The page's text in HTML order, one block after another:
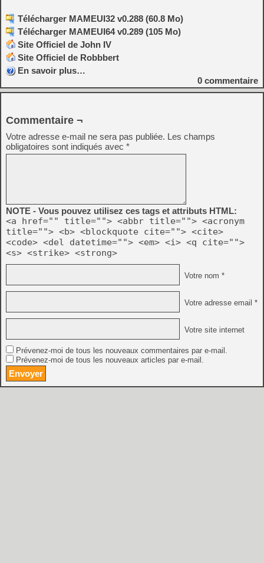
Télécharger MAMEUI32 v0.288 (60.8 Mo)
Télécharger MAMEUI64 v0.289 (105 Mo)
Site Officiel de John IV
Site Officiel de Robbbert
En savoir plus…
0 commentaire
Commentaire ¬
Votre adresse e-mail ne sera pas publiée. Les champs
obligatoires sont indiqués avec *
NOTE - Vous pouvez utilisez ces tags et attributs HTML:
<a href="" title=""> <abbr title=""> <acronym
title=""> <b> <blockquote cite=""> <cite>
<code> <del datetime=""> <em> <i> <q cite="">
<s> <strike> <strong>
Votre nom *
Votre adresse email *
Votre site internet
Prévenez-moi de tous les nouveaux commentaires par e-mail.
Prévenez-moi de tous les nouveaux articles par e-mail.